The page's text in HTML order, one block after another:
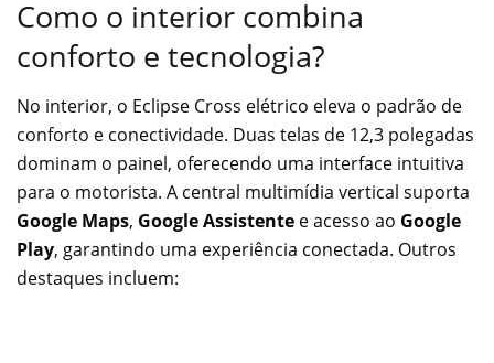
Como o interior combina
conforto e tecnologia?
No interior, o Eclipse Cross elétrico eleva o padrão de
conforto e conectividade. Duas telas de 12,3 polegadas
dominam o painel, oferecendo uma interface intuitiva
para o motorista. A central multimídia vertical suporta
Google Maps, Google Assistente e acesso ao Google
Play, garantindo uma experiência conectada. Outros
destaques incluem: